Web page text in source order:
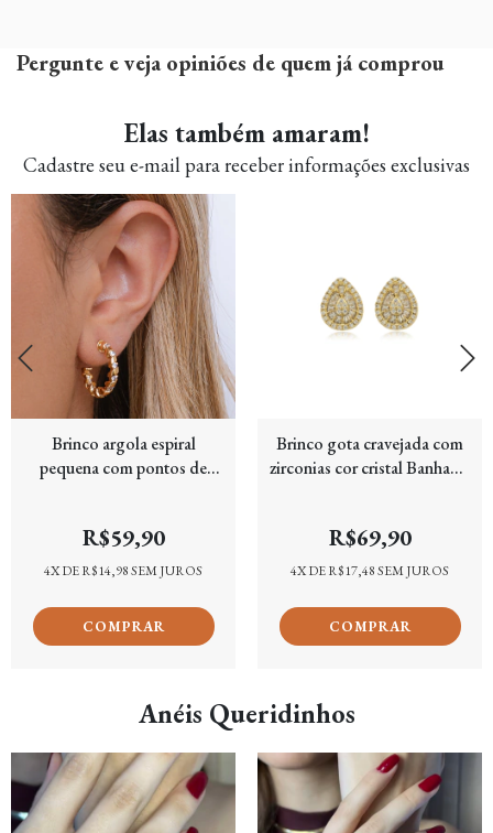
Pergunte e veja opiniões de quem já comprou
Elas também amaram!
Cadastre seu e-mail para receber informações exclusivas
Brinco argola espiral
pequena com pontos de
R$59,90
4X DER$14,98SEM JUROS
Brinco gota cravejada com
zirconias cor cristal Banhado
R$69,90
4X DER$17,48SEM JUROS
Anéis Queridinhos